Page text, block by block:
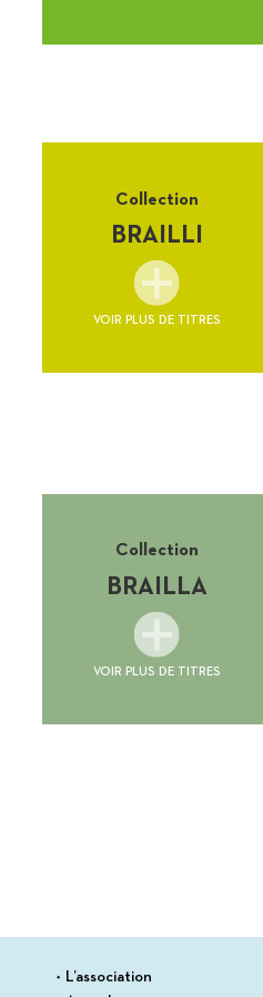
Collection
BRAILLI
VOIR PLUS DE TITRES
Collection
BRAILLA
VOIR PLUS DE TITRES
L’association